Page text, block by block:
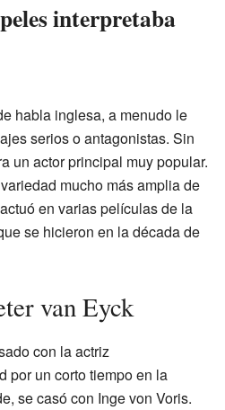
interpretaba
habla inglesa, a menudo le
serios o antagonistas. Sin
un actor principal muy popular.
mucho más amplia de
en varias películas de la
se hicieron en la década de
van Eyck
con la actriz
por un corto tiempo en la
se casó con Inge von Voris.